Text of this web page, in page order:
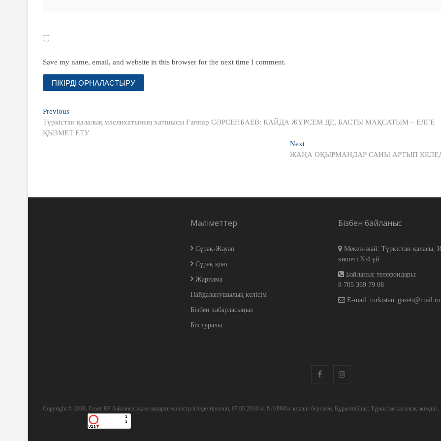
Save my name, email, and website in this browser for the next time I comment.
Жазба
навигациясы
PreviousPrevious
post:
Түркістан қалалық мәслихатының хатшысы Ғаппар СӘРСЕНБАЕВ: ҚАЙДА ЖҮРСЕМ ДЕ, БАСТЫ МАҚСАТЫМ – ЕЛГЕ
ҚЫЗМЕТ ЕТУ
NextNext
post:
ЖАҢА ОҚЫРМАНДАР САНЫ АРТЫП
Мәліметтер
Сұрақ-Жауап
Сұрақ қою
Жарнама
Пайдаланушылық келісім
Бізбен хабарласыңыз
Біз туралы
Бізбен байланыс
Мекен-жай: Түркістан қаласы,
көшесі №4 үй
Байланыс телефондары:
8 705 369 79 08
E-mail: turkistan_gazeti@mail.ru
facebookinstagram
Copyright © 2018. Газет ҚР байланыс және ақпарат министрлігінде тіркеліп, 07.06.2010 ж. №10980-г куәлігі берілген. Құрылтайшы: Түркістан қалалық